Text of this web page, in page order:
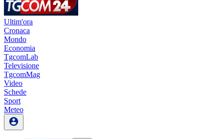
Ultim'ora
Cronaca
Mondo
Economia
TgcomLab
Televisione
TgcomMag
Video
Schede
Sport
Meteo